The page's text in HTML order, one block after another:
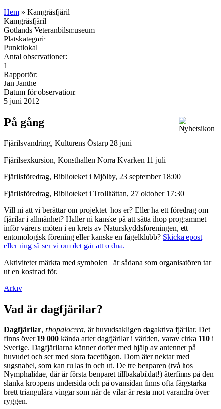
Hem » Kamgräsfjäril
Kamgräsfjäril
Gotlands Veteranbilsmuseum
Platskategori:
Punktlokal
Antal observationer:
1
Rapportör:
Jan Janthe
Datum för observation:
5 juni 2012
På gång
Fjärilsvandring, Kulturens Östarp 28 juni
Fjärilsexkursion, Konsthallen Norra Kvarken 11 juli
Fjärilsföredrag, Biblioteket i Mjölby, 23 september 18:00
Fjärilsföredrag, Biblioteket i Trollhättan, 27 oktober 17:30
Vill ni att vi berättar om projektet hos er? Eller ha ett föredrag om
fjärilar i allmänhet? Håller ni kanske på att sätta ihop programmet
inför vårens möten i en krets av Naturskyddsföreningen, ett
entomologisk förening eller kanske en fågelklubb? Skicka epost
eller ring så ser vi om det går att ordna.
Aktiviteter märkta med symbolen
är sådana som organisatören tar
ut en kostnad för.
Arkiv
Vad är dagfjärilar?
Dagfjärilar, rhopalocera, är huvudsakligen dagaktiva fjärilar. Det
finns över 19 000 kända arter dagfjärilar i världen, varav cirka 110 i
Sverige. Dagfjärilarna känner dofter med hjälp av antenner på
huvudet och ser med stora facettögon. Dom äter nektar med
sugsnabel, som kan rullas in och ut. De tre benparen (två hos
Nymphalidae, där är första benparet tillbakabildat!) återfinns på den
slanka kroppens undersida och på ovansidan finns ofta färgstarka
brett triangulära vingar som när de vilar är resta mot varandra över
ryggen.